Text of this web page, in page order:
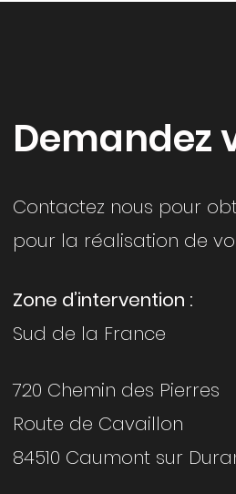
Demandez
Contactez nous pour
pour la réalisation de
Zone d’intervention :
Sud de la France
720 Chemin des Pierres
Route de Cavaillon
84510 Caumont sur